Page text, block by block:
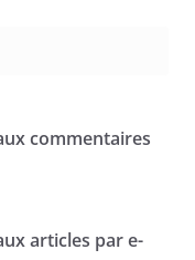
commentaires
articles par e-